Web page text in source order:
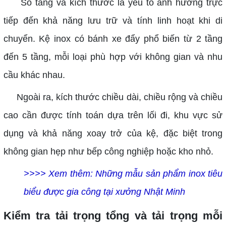
Số tầng và kích thước là yếu tố ảnh hưởng trực
tiếp đến khả năng lưu trữ và tính linh hoạt khi di
chuyển. Kệ inox có bánh xe đẩy phổ biến từ 2 tầng
đến 5 tầng, mỗi loại phù hợp với không gian và nhu
cầu khác nhau.
Ngoài ra, kích thước chiều dài, chiều rộng và chiều
cao cần được tính toán dựa trên lối đi, khu vực sử
dụng và khả năng xoay trở của kệ, đặc biệt trong
không gian hẹp như bếp công nghiệp hoặc kho nhỏ.
>>>> Xem thêm: Những mẫu sản phẩm inox tiêu
biểu được gia công tại xưởng Nhật Minh
Kiểm tra tải trọng tổng và tải trọng mỗi